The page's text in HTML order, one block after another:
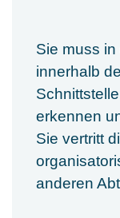
Sie muss
innerhalb
erkennen
Sie vertritt
anderen